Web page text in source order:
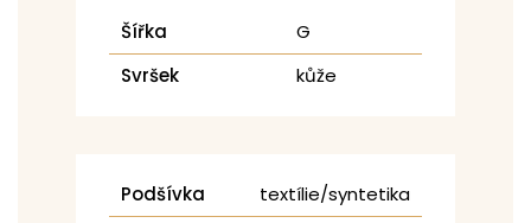
Šířka
G
Svršek
kůže
Podšívka
textílie/syntetika